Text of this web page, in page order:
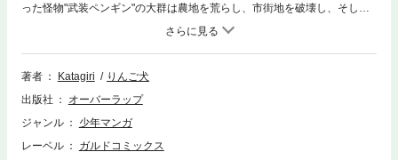
った怪物"武装ペンギン"の大群は農地を荒らし、市街地を破壊し、そして
人々を殺戮した。この怪物に対し、魔導技術者ギョームが率いる王国軍は
電子演算機と液体燃料を用いた高火力の"現代魔法"で応戦するが力及ば
ず、たった3ヶ月間で国土の99%を失ってしまった。絶望の淵に飲まれる
王国民たちに、王女ルイスは希望の予言を告げる。「今日の正午、1000年
り、武装ペンギンに向かって最大の"古代魔法"を放つが……!?1000年前の
大魔導士＆現代の最強技術者が亡国の危機に立ち向かう！ド迫力の超ハイ
著者 Katagiri
りんご犬
出版社
オーバーラップ
ジャンル
少年マンガ
レーベル
ガルドコミックス